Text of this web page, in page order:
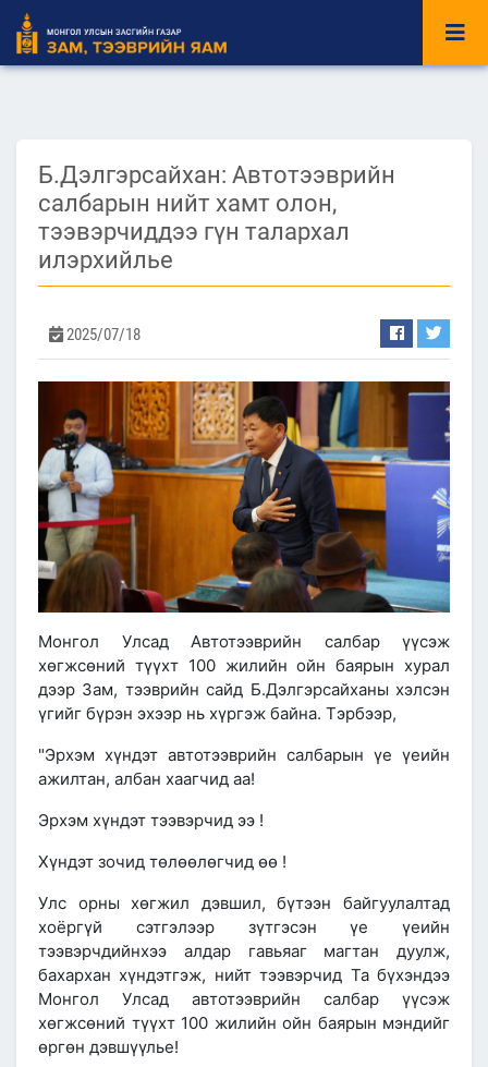
Б.Дэлгэрсайхан: Автотээврийн
салбарын нийт хамт олон,
тээвэрчиддээ гүн талархал
илэрхийлье
2025/07/18
Монгол Улсад Автотээврийн салбар үүсэж
хөгжсөний түүхт 100 жилийн ойн баярын хурал
дээр Зам, тээврийн сайд Б.Дэлгэрсайханы хэлсэн
үгийг бүрэн эхээр нь хүргэж байна. Тэрбээр,
"Эрхэм хүндэт автотээврийн салбарын үе үеийн
ажилтан, албан хаагчид аа!
Эрхэм хүндэт тээвэрчид ээ !
Хүндэт зочид төлөөлөгчид өө !
Улс орны хөгжил дэвшил, бүтээн байгуулалтад
хоёргүй сэтгэлээр зүтгэсэн үе үеийн
тээвэрчдийнхээ алдар гавьяаг магтан дуулж,
бахархан хүндэтгэж, нийт тээвэрчид Та бүхэндээ
Монгол Улсад автотээврийн салбар үүсэж
хөгжсөний түүхт 100 жилийн ойн баярын мэндийг
өргөн дэвшүүлье!